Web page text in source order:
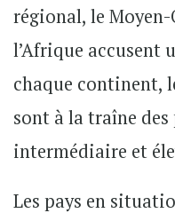
régional, le Moyen-
l’Afrique accusent
chaque continent,
sont à la traîne des
intermédiaire et
Les pays en